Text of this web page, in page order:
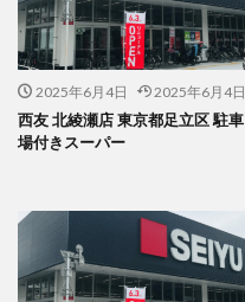
2025年6月4日 2025年6月4日
西友 北綾瀬店 東京都足立区 駐車
場付きスーパー